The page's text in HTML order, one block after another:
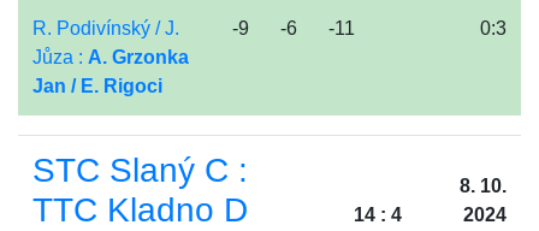
R. Podivínský / J.
Jůza : A. Grzonka
Jan / E. Rigoci
-9 -6 -11 0:3
STC Slaný C :
TTC Kladno D
14 : 4
8. 10.
2024